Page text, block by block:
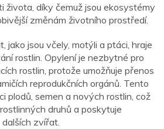
života, díky čemuž jsou ekosystémy
změnám životního prostředí.
jako jsou včely, motýli a ptáci, hraje
rostlin. Opylení je nezbytné pro
rostlin, protože umožňuje přenos
reprodukčních orgánů. Tento
plodů, semen a nových rostlin, což
druhů a poskytuje
zvířat.